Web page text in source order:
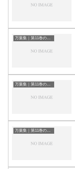
万葉集｜第11巻の和歌一覧
万葉集｜第11巻の和歌一覧
万葉集｜第11巻の和歌一覧